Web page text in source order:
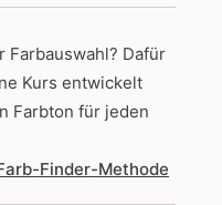
Farbauswahl? Dafür
Kurs entwickelt
Farbton für jeden
Finder-Methode